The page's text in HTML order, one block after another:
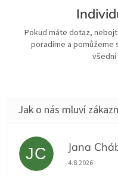
Pokud máte dotaz,
poradíme a pomůžeme
všední
JC Jana
Hodnocení
4.8.2026